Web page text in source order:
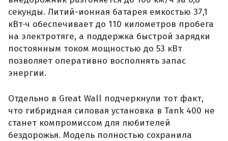
секунды. Литий-ионная батарея емкостью 37,1
кВт·ч обеспечивает до 110 километров пробега
на электротяге, а поддержка быстрой зарядки
постоянным током мощностью до 53 кВт
позволяет оперативно восполнять запас
энергии.
Отдельно в Great Wall подчеркнули тот факт,
что гибридная силовая установка в Tank 400 не
станет компромиссом для любителей
бездорожья. Модель полностью сохранила